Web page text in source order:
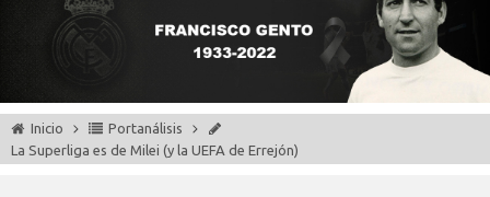
Inicio
Portanálisis
La Superliga es de Milei (y la UEFA de Errejón)